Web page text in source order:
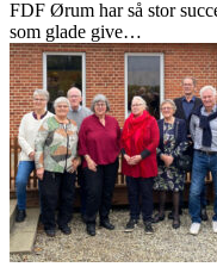
FDF Ørum har så stor
som glade give…